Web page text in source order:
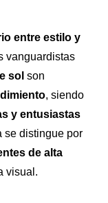
entre estilo y
vanguardistas
sol son
, siendo
y entusiastas
se distingue por
de alta
visual.